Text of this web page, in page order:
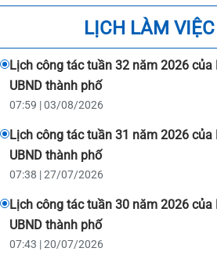
LỊCH LÀM VIỆC
Lịch công tác tuần 32 năm 2026 của
UBND thành phố
07:59 | 03/08/2026
Lịch công tác tuần 31 năm 2026 của
UBND thành phố
07:38 | 27/07/2026
Lịch công tác tuần 30 năm 2026 của
UBND thành phố
07:43 | 20/07/2026